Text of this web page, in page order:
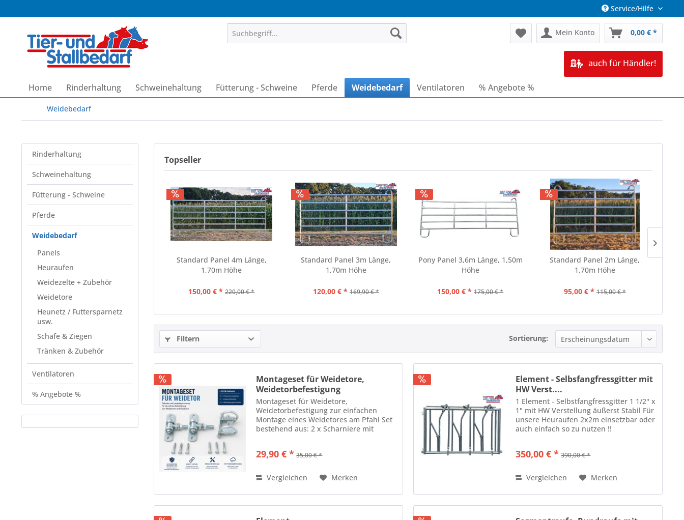
Service/Hilfe
Mein Konto 0,00 € *
auch für Händler!
Home Rinderhaltung Schweinehaltung Fütterung - Schweine Pferde Weidebedarf Ventilatoren % Angebote %
Weidebedarf
Rinderhaltung
Schweinehaltung
Fütterung - Schweine
Pferde
Weidebedarf
Panels
Heuraufen
Weidezelte + Zubehör
Weidetore
Heunetz / Futtersparnetz
usw.
Schafe & Ziegen
Tränken & Zubehör
Ventilatoren
% Angebote %
Topseller
Standard Panel 4m Länge,
1,70m Höhe
150,00 € * 220,00 € *
Standard Panel 3m Länge,
1,70m Höhe
120,00 € * 169,90 € *
Pony Panel 3,6m Länge, 1,50m
Höhe
150,00 € * 175,00 € *
Standard Panel 2m Länge,
1,70m Höhe
95,00 € * 115,00 € *
Filtern Sortierung:
Montageset für Weidetore,
Weidetorbefestigung
Montageset für Weidetore,
Weidetorbefestigung zur einfachen
Montage eines Weidetores am Pfahl Set
bestehend aus: 2 x Scharniere mit
29,90 € * 35,00 € *
Vergleichen Merken
Element - Selbsfangfressgitter mit
HW Verst....
1 Element - Selbstfangfressgitter 1 1/2" x
1" mit HW Verstellung äußerst Stabil Für
unsere Heuraufen 2x2m einsetzbar oder
auch einfach so zu nutzen !!
350,00 € * 390,00 € *
Vergleichen Merken